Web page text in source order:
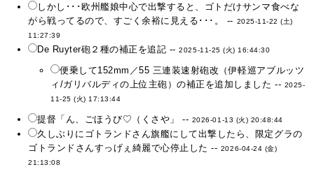
しかし･･･欧州艦娘中心で出撃すると、ゴトだけサンマ食べな
がら戦ってるので、すごく余裕に見える･･･。 -- 2025-11-22 (土)
11:27:39
De Ruyter砲２種の補正を追記 --2025-11-25 (火) 16:44:30
便乗して152mm／55 三連装速射砲改（伊軽巡アブルッツ
ィ/ガリバルディの上位主砲）の補正を追加しました -- 2025-
11-25 (火) 17:13:44
提督「ん、ごほうび♡（くさや」 -- 2026-01-13 (火) 20:48:44
久しぶりにゴトランドさん旗艦にして出撃したら、限定グラの
ゴトランドさんすっげぇ綺麗で心停止した -- 2026-04-24 (金)
21:13:08